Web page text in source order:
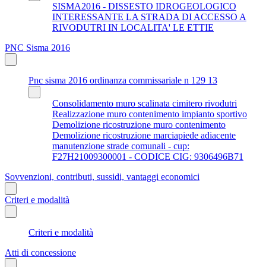
SISMA2016 - DISSESTO IDROGEOLOGICO
INTERESSANTE LA STRADA DI ACCESSO A
RIVODUTRI IN LOCALITA' LE ETTIE
PNC Sisma 2016
Pnc sisma 2016 ordinanza commissariale n 129 13
Consolidamento muro scalinata cimitero rivodutri
Realizzazione muro contenimento impianto sportivo
Demolizione ricostruzione muro contenimento
Demolizione ricostruzione marciapiede adiacente
manutenzione strade comunali - cup:
F27H21009300001 - CODICE CIG: 9306496B71
Sovvenzioni, contributi, sussidi, vantaggi economici
Criteri e modalità
Criteri e modalità
Atti di concessione